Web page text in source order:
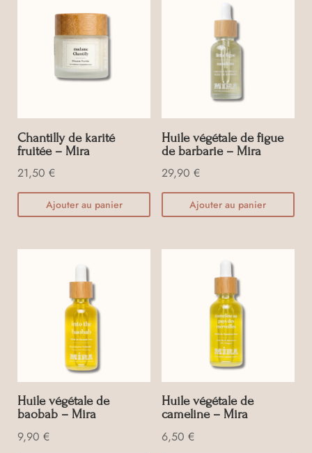
Chantilly de karité
fruitée – Mira
21,50 €
Ajouter au panier
Huile végétale de figue
de barbarie – Mira
29,90 €
Ajouter au panier
Huile végétale de
baobab – Mira
9,90 €
Huile végétale de
cameline – Mira
6,50 €